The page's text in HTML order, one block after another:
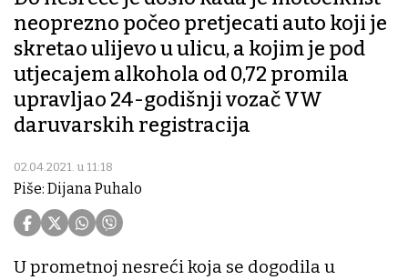
neoprezno počeo pretjecati auto koji je
skretao ulijevo u ulicu, a kojim je pod
utjecajem alkohola od 0,72 promila
upravljao 24-godišnji vozač VW
daruvarskih registracija
02.04.2021. u 11:18
Piše: Dijana Puhalo
U prometnoj nesreći koja se dogodila u